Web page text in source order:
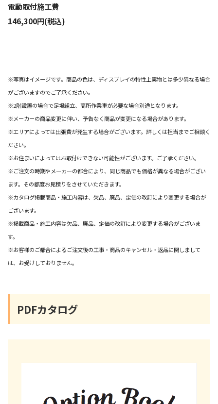
電動取付施工費
146,300円(税込)
※写真はイメージです。商品の色は、ディスプレイの特性上実物とは多少異なる場合
がございますのでご了承ください。
※2階設置の場合で足場組立、高所作業車が必要な場合別途となります。
※メーカーの商品変更に伴い、予告なく商品が変更になる場合があります。
※エリアによっては出張費が発生する場合がございます。詳しくは担当までご相談く
ださい。
※お住まいによってはお取付けできない可能性がございます。ご了承ください。
※ご注文の時期やメーカーの都合により、同じ商品でも価格が異なる場合がござい
ます。その都度お見積りをさせていただきます。
※カタログ掲載商品・施工内容は、欠品、廃品、定価の改訂により変更する場合が
ございます。
※掲載商品・施工内容は欠品、廃品、定価の改訂により変更する場合がございま
す。
※お客様のご都合によるご注文後の工事・商品のキャンセル・返品に関しまして
は、お受けしておりません。
PDFカタログ